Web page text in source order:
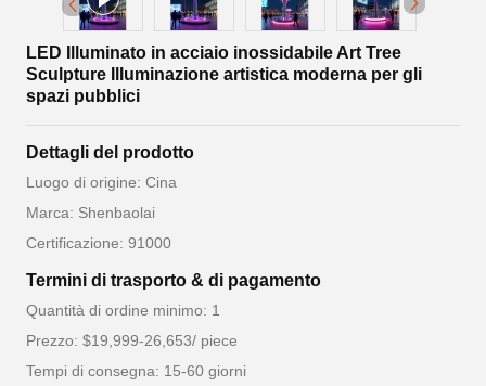
LED Illuminato in acciaio inossidabile Art Tree
Sculpture Illuminazione artistica moderna per gli
spazi pubblici
Dettagli del prodotto
Luogo di origine: Cina
Marca: Shenbaolai
Certificazione: 91000
Termini di trasporto & di pagamento
Quantità di ordine minimo: 1
Prezzo: $19,999-26,653/ piece
Tempi di consegna: 15-60 giorni